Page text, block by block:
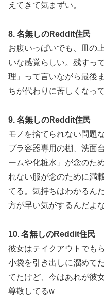
えてきて気まずい。
8. 名無しのReddit住民
お腹いっぱいでも、皿の
いな感覚らしい。残すっ
理」って言いながら最後
ちが代わりに苦しくなって
9. 名無しのReddit住民
モノを捨てられない問題
プラ容器専用の棚、洗面
ームや化粧水」が念のた
れない服が念のために満
てる。気持ちはわかるん
方が早い気がするんだよな
10. 名無しのReddit住民
彼女はテイクアウトでも
小袋を引き出しに溜めて
てたけど、今はあれが彼
尊敬してるw